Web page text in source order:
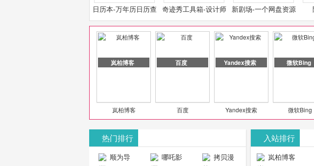
日历本-万年历日历查
询-2026年日历,2026
年老黄历查询,2026年
奇迹秀工具箱-设计师
必备设计工具及各类设
计辅助神器
新剧场-一个网盘资源
分享小站
坛
社
岚柏博客
岚柏博客
百度
百度
Yandex搜索
Yandex搜索
微软Bing
微软Bing
热门排行
顺为导
哪吒影
拷贝漫
入站排行
岚柏博客